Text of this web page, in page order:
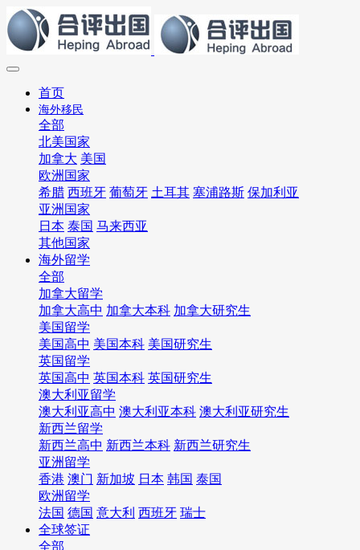
首页
海外移民
全部
北美国家
加拿大 美国
欧洲国家
希腊 西班牙 葡萄牙 土耳其 塞浦路斯 保加利亚
亚洲国家
日本 泰国 马来西亚
其他国家
海外留学
全部
加拿大留学
加拿大高中 加拿大本科 加拿大研究生
美国留学
美国高中 美国本科 美国研究生
英国留学
英国高中 英国本科 英国研究生
澳大利亚留学
澳大利亚高中 澳大利亚本科 澳大利亚研究生
新西兰留学
新西兰高中 新西兰本科 新西兰研究生
亚洲留学
香港 澳门 新加坡 日本 韩国 泰国
欧洲留学
法国 德国 意大利 西班牙 瑞士
全球签证
全部